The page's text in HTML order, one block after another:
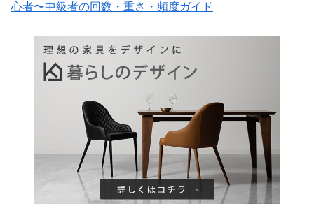
心者〜中級者の回数・重さ・頻度ガイド